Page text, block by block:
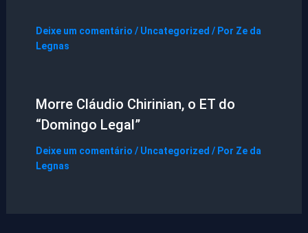
Deixe um comentário / Uncategorized / Por Ze da
Legnas
Morre Cláudio Chirinian, o ET do
“Domingo Legal”
Deixe um comentário / Uncategorized / Por Ze da
Legnas